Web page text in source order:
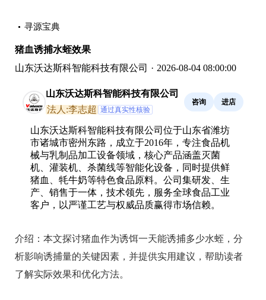
寻源宝典
猪血诱捕水蛭效果
山东沃达斯科智能科技有限公司 · 2026-08-04 08:00:00
山东沃达斯科智能科技有限公司
法人:李志超 通过真实性核验
咨询 进店
山东沃达斯科智能科技有限公司位于山东省潍坊
市诸城市密州东路，成立于2016年，专注食品机
械与乳制品加工设备领域，核心产品涵盖灭菌
机、灌装机、杀菌线等智能化设备，同时提供鲜
猪血、牦牛奶等特色食品原料。公司集研发、生
产、销售于一体，技术领先，服务全球食品工业
客户，以严谨工艺与权威品质赢得市场信赖。
介绍： 本文探讨猪血作为诱饵一天能诱捕多少水蛭，分
析影响诱捕量的关键因素，并提供实用建议，帮助读者
了解实际效果和优化方法。